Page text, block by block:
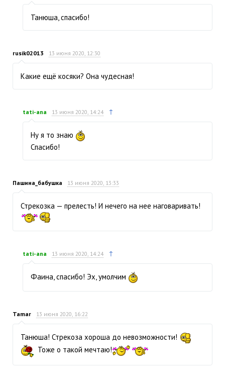
Танюша, спасибо!
rusik02013 13 июня 2020, 12:30
Какие ещё косяки? Она чудесная!
tati-ana 13 июня 2020, 14:24 ↑
Ну я то знаю
Спасибо!
Пашина_бабушка 13 июня 2020, 13:33
Стрекозка — прелесть! И нечего на нее наговаривать!
tati-ana 13 июня 2020, 14:24 ↑
Фаина, спасибо! Эх, умолчим
Tamar 13 июня 2020, 16:22
Танюша! Стрекоза хороша до невозможности!
Тоже о такой мечтаю!